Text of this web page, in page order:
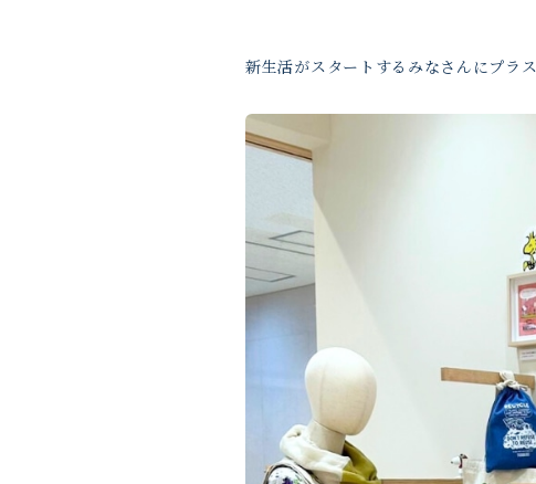
新生活がスタートするみなさんにプラ